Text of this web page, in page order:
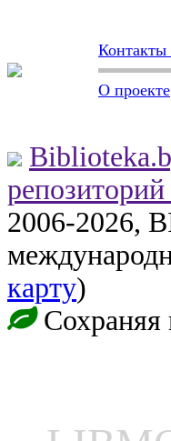
Контакты
О проекте
2006-2026,
карту)
Сохраняя